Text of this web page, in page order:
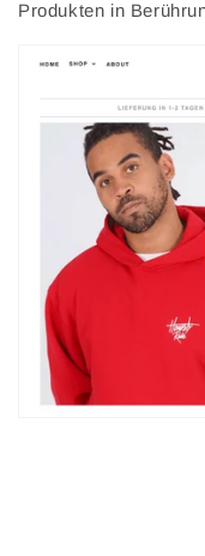
Produkten in